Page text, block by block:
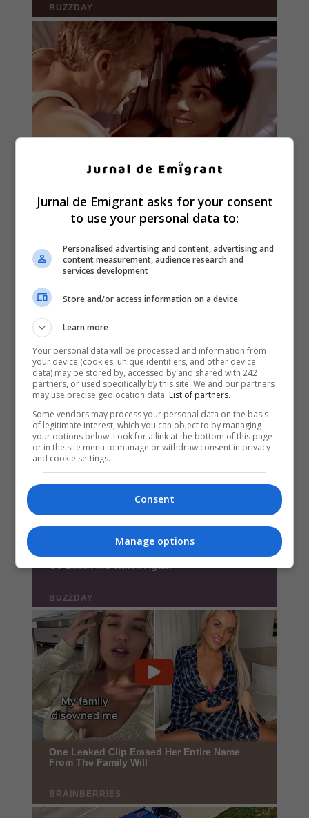
Jurnal de Emigrant asks for your consent
to use your personal data to:
Personalised advertising and content, advertising and
content measurement, audience research and
services development
Store and/or access information on a device
Learn more
Your personal data will be processed and information from
your device (cookies, unique identifiers, and other device
data) may be stored by, accessed by and shared with 242
partners, or used specifically by this site. We and our partners
may use precise geolocation data. List of partners.
Some vendors may process your personal data on the basis
of legitimate interest, which you can object to by managing
your options below. Look for a link at the bottom of this page
or in the site menu to manage or withdraw consent in privacy
and cookie settings.
Consent
Manage options